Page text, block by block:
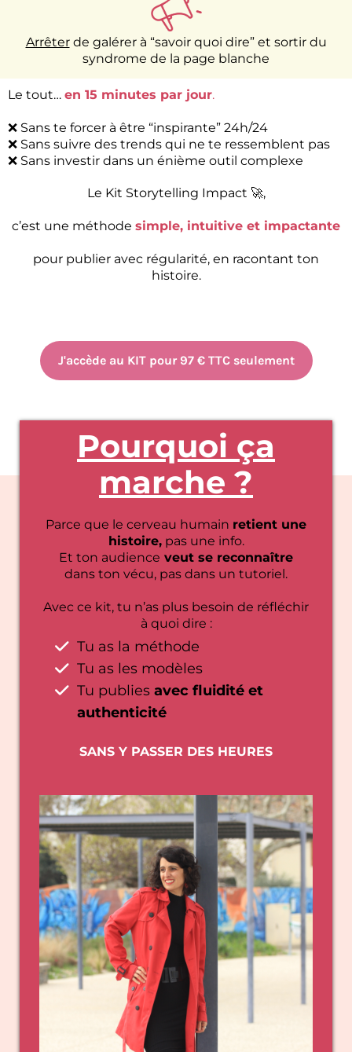
Arrêterde galérer à “savoir quoi dire” et sortir du
syndrome de la page blanche
Le tout… en 15 minutes par jour.
❌ Sans te forcer à être “inspirante” 24h/24
❌ Sans suivre des trends qui ne te ressemblent pas
❌ Sans investir dans un énième outil complexe
Le Kit Storytelling Impact 🚀,
c’est une méthode simple, intuitive et impactante
pour publier avec régularité, en racontant ton
histoire.
J'accède au KIT pour 97 € TTC seulement
Pourquoi ça
marche ?
Parce que le cerveau humain retient une
histoire,pas une info.
Et ton audience veut se reconnaître
dans ton vécu, pas dans un tutoriel.
Avec ce kit, tu n’as plus besoin de réfléchir
à quoi dire :
Tu as la méthode
Tu as les modèles
Tu publies avec fluidité et
authenticité
SANS Y PASSER DES HEURES